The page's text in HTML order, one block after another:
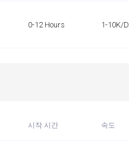
0-12 Hours 1-10K/
시작 시간 속도